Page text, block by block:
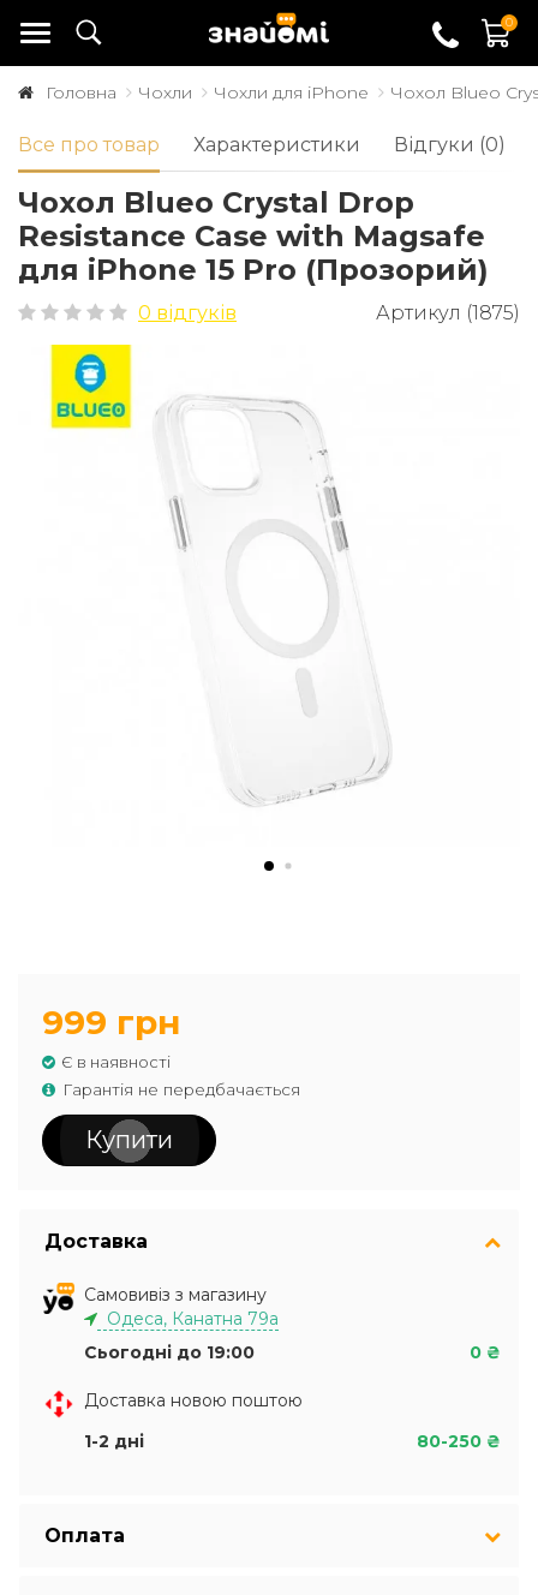
0
Головна Чохли Чохли для iPhone Чохол Blueo
Все про товар Характеристики Відгуки (0)
Чохол Blueo Crystal Drop
Resistance Case with Magsafe
для iPhone 15 Pro (Прозорий)
0 відгуків Артикул (1875)
999 грн
Є в наявності
Гарантія не передбачається
Купити
Доставка
Самовивіз з магазину
Одеса, Канатна 79а
Сьогодні до 19:00
0 ₴
Доставка новою поштою
1-2 дні
80-250 ₴
Оплата